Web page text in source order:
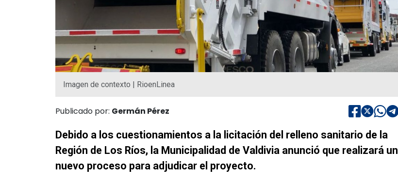
Imagen de contexto | RioenLinea
Publicado por: Germán Pérez
Debido a los cuestionamientos a la licitación del relleno sanitario de la
Región de Los Ríos, la Municipalidad de Valdivia anunció que realizará un
nuevo proceso para adjudicar el proyecto.